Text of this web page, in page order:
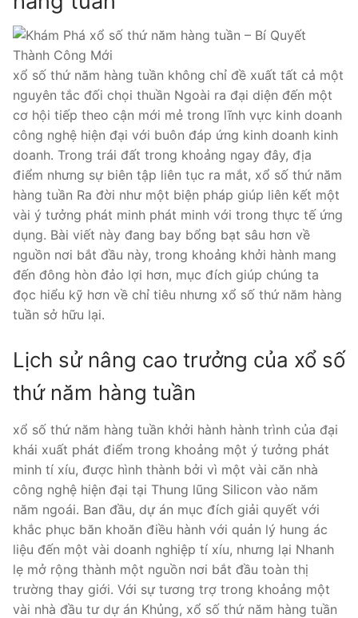
xổ số thứ năm hàng tuần không chỉ đề xuất tất cả một
nguyên tắc đối chọi thuần Ngoài ra đại diện đến một
cơ hội tiếp theo cận mới mẻ trong lĩnh vực kinh doanh
công nghệ hiện đại với buôn đáp ứng kinh doanh kinh
doanh. Trong trái đất trong khoảng ngay đây, địa
điểm nhưng sự biên tập liên tục ra mắt, xổ số thứ năm
hàng tuần Ra đời như một biện pháp giúp liên kết một
vài ý tưởng phát minh phát minh với trong thực tế ứng
dụng. Bài viết này đang bay bổng bạt sâu hơn về
nguồn nơi bắt đầu này, trong khoảng khởi hành mang
đến đông hòn đảo lợi hơn, mục đích giúp chúng ta
đọc hiểu kỹ hơn về chỉ tiêu nhưng xổ số thứ năm hàng
tuần sở hữu lại.
Lịch sử nâng cao trưởng của xổ số
thứ năm hàng tuần
xổ số thứ năm hàng tuần khởi hành hành trình của đại
khái xuất phát điểm trong khoảng một ý tưởng phát
minh tí xíu, được hình thành bởi vì một vài căn nhà
công nghệ hiện đại tại Thung lũng Silicon vào năm
năm ngoái. Ban đầu, dự án mục đích giải quyết với
khắc phục băn khoăn điều hành với quản lý hung ác
liệu đến một vài doanh nghiệp tí xíu, nhưng lại Nhanh
lẹ mở rộng thành một nguồn nơi bắt đầu toàn thị
trường thay giới. Với sự tương trợ trong khoảng một
vài nhà đầu tư dự án Khủng, xổ số thứ năm hàng tuần